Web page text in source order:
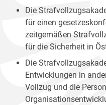
Die
für einen
zeitgemäßen
für die Sicherheit in
Die
Entwicklungen in
Vollzug und die